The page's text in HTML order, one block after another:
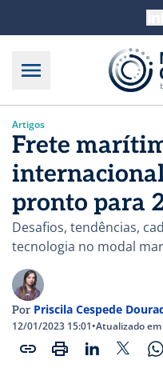
Artigos
Frete
pronto para
Desafios, tendências,
tecnologia no modal
Por Priscila Cespede
12/01/2023 15:01•Atualizado